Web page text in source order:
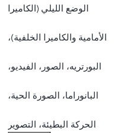
الوضع الليلي (الكاميرا
الأمامية والكاميرا الخلفية)،
البورتريه، الصور، الفيديو،
البانوراما، الصورة الحية،
الحركة البطيئة، التصوير